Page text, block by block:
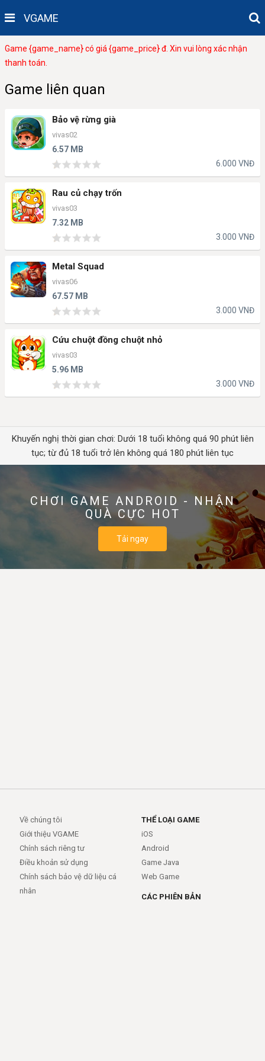
VGAME
Game {game_name} có giá {game_price} đ. Xin vui lòng xác nhận
thanh toán.
Game liên quan
Bảo vệ rừng già
vivas02
6.57 MB
6.000 VNĐ
Rau củ chạy trốn
vivas03
7.32 MB
3.000 VNĐ
Metal Squad
vivas06
67.57 MB
3.000 VNĐ
Cứu chuột đồng chuột nhỏ
vivas03
5.96 MB
3.000 VNĐ
Khuyến nghị thời gian chơi: Dưới 18 tuổi không quá 90 phút liên
tục; từ đủ 18 tuổi trở lên không quá 180 phút liên tục
CHƠI GAME ANDROID - NHẬN
QUÀ CỰC HOT
Tải ngay
Về chúng tôi
Giới thiệu VGAME
Chính sách riêng tư
Điều khoản sử dụng
Chính sách bảo vệ dữ liệu cá
nhân
THỂ LOẠI GAME
iOS
Android
Game Java
Web Game
CÁC PHIÊN BẢN